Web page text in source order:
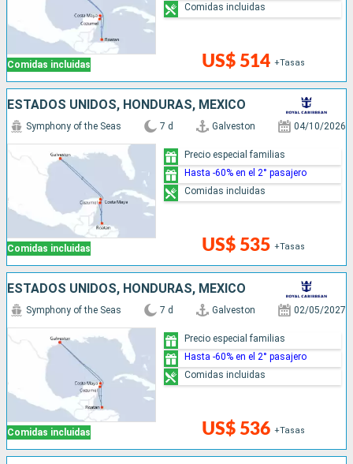
Comidas incluidas US$ 514 +Tasas
Comidas incluidas
ESTADOS UNIDOS, HONDURAS, MÉXICO
Comidas incluidas
Symphony of the Seas 7 d Galveston 04/10/2026
US$ 535 +Tasas
Precio especial familias
Hasta -60% en el 2° pasajero
Comidas incluidas
ESTADOS UNIDOS, HONDURAS, MÉXICO
Comidas incluidas
Symphony of the Seas 7 d Galveston 02/05/2027
US$ 536 +Tasas
Precio especial familias
Hasta -60% en el 2° pasajero
Comidas incluidas